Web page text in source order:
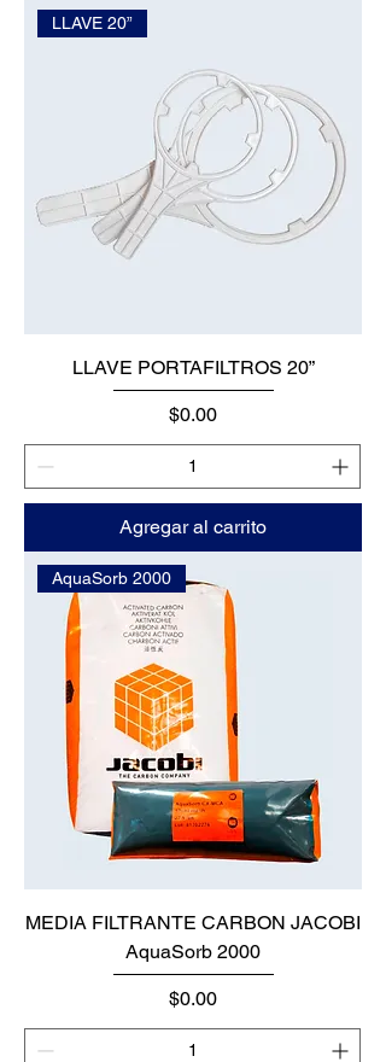
LLAVE 20”
LLAVE PORTAFILTROS 20”
Precio
$0.00
Agregar al carrito
AquaSorb 2000
MEDIA FILTRANTE CARBON JACOBI
AquaSorb 2000
Precio
$0.00